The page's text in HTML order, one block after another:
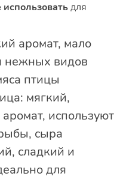
для
аромат, мало
нежных видов
птицы
мягкий,
используют
сыра
сладкий и
для